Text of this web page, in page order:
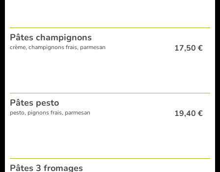
Pâtes champignons
crème, champignons frais, parmesan 17,50 €
Pâtes pesto
pesto, pignons frais, parmesan 19,40 €
Pâtes 3 fromages